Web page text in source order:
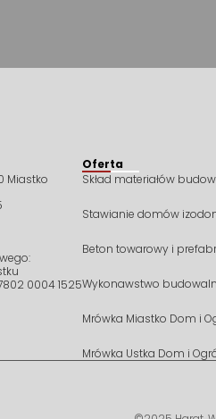
Miastko
0004 1525
Oferta
Skład materiałów
Stawianie domów
Beton towarowy i
Wykonawstwo
Mrówka Miastko Dom i
Mrówka Ustka Dom i